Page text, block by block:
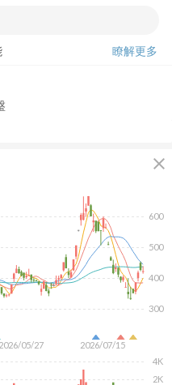
瞭解更多
close
2026/05/27 2026/07/15
300
400
500
600
2K
4K